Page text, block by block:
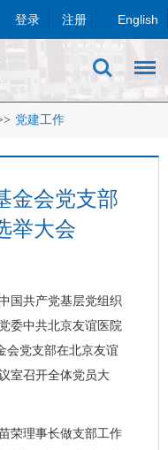
登录 注册 English
党建工作
金会党支部
举大会
共产党基层党组织
委中共北京友谊医院
会党支部在北京友谊
室召开全体党员大
理事长做支部工作